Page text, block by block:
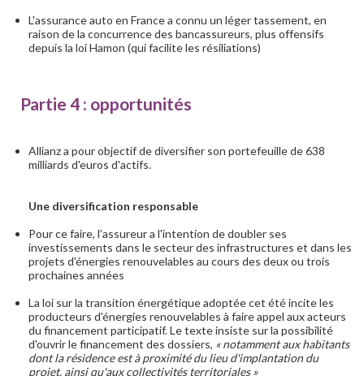
L'assurance auto en France a connu un léger tassement, en
raison de la concurrence des bancassureurs, plus offensifs
depuis la loi Hamon (qui facilite les résiliations)
Partie 4 : opportunités
Allianz a pour objectif de diversifier son portefeuille de 638
milliards d'euros d'actifs.
Une diversification responsable
Pour ce faire, l’assureur a l'intention de doubler ses
investissements dans le secteur des infrastructures et dans les
projets d'énergies renouvelables au cours des deux ou trois
prochaines années
La loi sur la transition énergétique adoptée cet été incite les
producteurs d'énergies renouvelables à faire appel aux acteurs
du financement participatif. Le texte insiste sur la possibilité
d'ouvrir le financement des dossiers, « notamment aux habitants
dont la résidence est à proximité du lieu d'implantation du
projet, ainsi qu'aux collectivités territoriales »